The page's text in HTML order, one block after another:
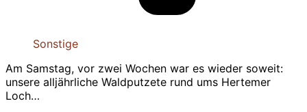
Sonstige
Am Samstag, vor zwei Wochen war es wieder soweit:
unsere alljährliche Waldputzete rund ums Hertemer
Loch…